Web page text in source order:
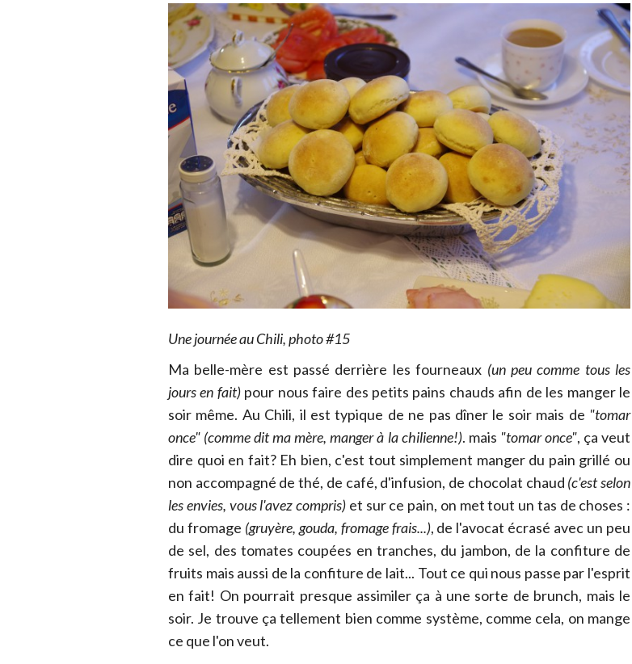
Une journée au Chili, photo #15
Ma belle-mère est passé derrière les fourneaux (un peu comme tous les
jours en fait)pour nous faire des petits pains chauds afin de les manger le
soir même. Au Chili, il est typique de ne pas dîner le soir mais de "tomar
once" (comme dit ma mère, manger à la chilienne!). mais "tomar once", ça veut
dire quoi en fait? Eh bien, c'est tout simplement manger du pain grillé ou
non accompagné de thé, de café, d'infusion, de chocolat chaud (c'est selon
les envies, vous l'avez compris) et sur ce pain, on met tout un tas de choses :
du fromage (gruyère, gouda, fromage frais...), de l'avocat écrasé avec un peu
de sel, des tomates coupées en tranches, du jambon, de la confiture de
fruits mais aussi de la confiture de lait... Tout ce qui nous passe par l'esprit
en fait! On pourrait presque assimiler ça à une sorte de brunch, mais le
soir. Je trouve ça tellement bien comme système, comme cela, on mange
ce que l'on veut.